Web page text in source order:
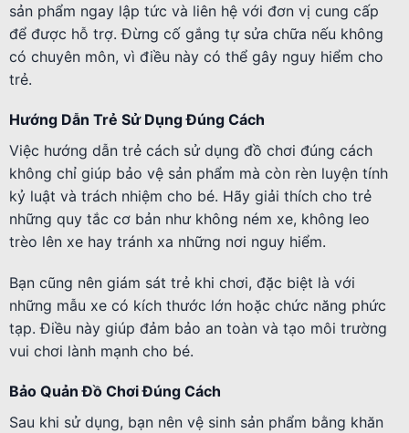
sản phẩm ngay lập tức và liên hệ với đơn vị cung cấp
để được hỗ trợ. Đừng cố gắng tự sửa chữa nếu không
có chuyên môn, vì điều này có thể gây nguy hiểm cho
trẻ.
Hướng Dẫn Trẻ Sử Dụng Đúng Cách
Việc hướng dẫn trẻ cách sử dụng đồ chơi đúng cách
không chỉ giúp bảo vệ sản phẩm mà còn rèn luyện tính
kỷ luật và trách nhiệm cho bé. Hãy giải thích cho trẻ
những quy tắc cơ bản như không ném xe, không leo
trèo lên xe hay tránh xa những nơi nguy hiểm.
Bạn cũng nên giám sát trẻ khi chơi, đặc biệt là với
những mẫu xe có kích thước lớn hoặc chức năng phức
tạp. Điều này giúp đảm bảo an toàn và tạo môi trường
vui chơi lành mạnh cho bé.
Bảo Quản Đồ Chơi Đúng Cách
Sau khi sử dụng, bạn nên vệ sinh sản phẩm bằng khăn